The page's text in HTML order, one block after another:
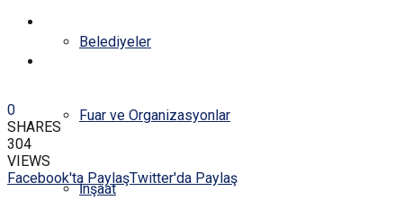
Belediyeler
Fuar ve Organizasyonlar
İnşaat
0
SHARES
304
VIEWS
Facebook'ta PaylaşTwitter'da Paylaş